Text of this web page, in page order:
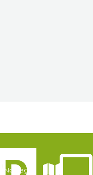
Noclegi